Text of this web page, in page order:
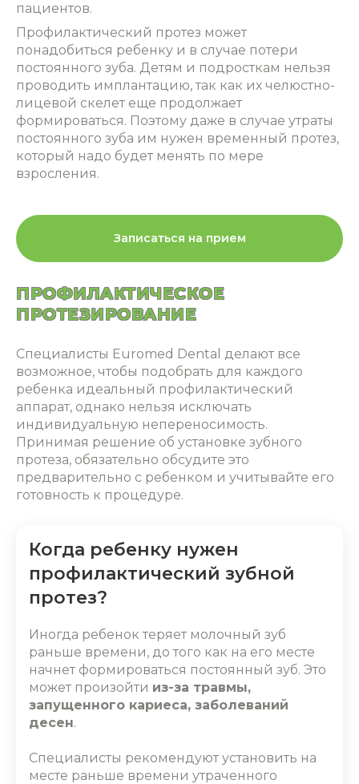
пациентов.
Профилактический протез может
понадобиться ребенку и в случае потери
постоянного зуба. Детям и подросткам нельзя
проводить имплантацию, так как их челюстно-
лицевой скелет еще продолжает
формироваться. Поэтому даже в случае утраты
постоянного зуба им нужен временный протез,
который надо будет менять по мере
взросления.
Записаться на прием
ПРОФИЛАКТИЧЕСКОЕ
ПРОТЕЗИРОВАНИЕ
Специалисты Euromed Dental делают все
возможное, чтобы подобрать для каждого
ребенка идеальный профилактический
аппарат, однако нельзя исключать
индивидуальную непереносимость.
Принимая решение об установке зубного
протеза, обязательно обсудите это
предварительно с ребенком и учитывайте его
готовность к процедуре.
Когда ребенку нужен
профилактический зубной
протез?
Иногда ребенок теряет молочный зуб
раньше времени, до того как на его месте
начнет формироваться постоянный зуб. Это
может произойти из-за травмы,
запущенного кариеса, заболеваний
десен.
Специалисты рекомендуют установить на
месте раньше времени утраченного